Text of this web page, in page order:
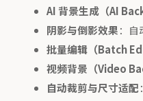
AI 背景生成（AI
阴影与倒影效果：
批量编辑（Batch
视频背景（Video
自动裁剪与尺寸适配